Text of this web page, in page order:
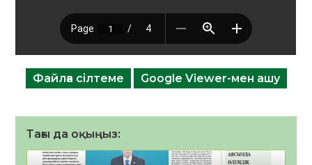
Файлға сілтеме Google Viewer-мен ашу
Тағы да оқыңыз: